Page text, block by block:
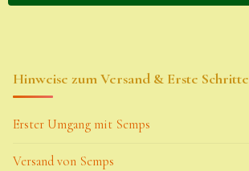
Hinweise zum Versand & Erste Schritte
Erster Umgang mit Semps
Versand von Semps